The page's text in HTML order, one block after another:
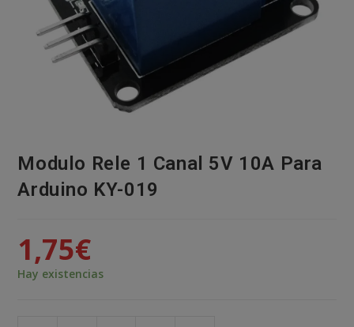
Modulo Rele 1 Canal 5V 10A Para
Arduino KY-019
1,75€
Hay existencias